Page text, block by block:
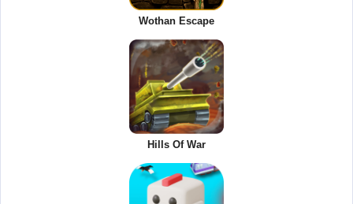
Wothan Escape
Hills Of War